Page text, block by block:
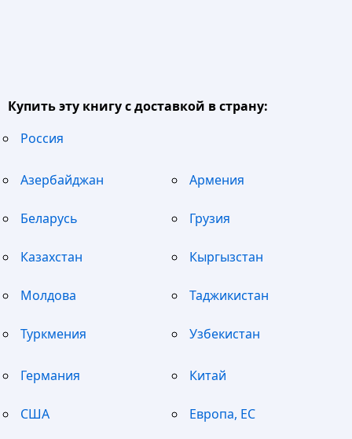
Купить эту книгу с доставкой в страну:
Россия
Азербайджан Армения
Беларусь Грузия
Казахстан Кыргызстан
Молдова Таджикистан
Туркмения Узбекистан
Германия Китай
США Европа, ЕС